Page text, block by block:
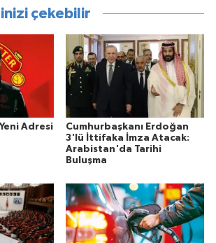
çekebilir
Adresi
Cumhurbaşkanı Erdoğan
3'lü İttifaka İmza Atacak:
Arabistan'da Tarihi
Buluşma